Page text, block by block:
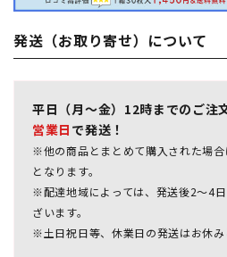
発送（お取り寄せ）について
平日（月～金）12時までのご注
営業日 で発送！
※他の商品とまとめて購入された場
となります。
※配達地域によっては、発送後2～4
ざいます。
※土日祝日等、休業日の発送はお休み